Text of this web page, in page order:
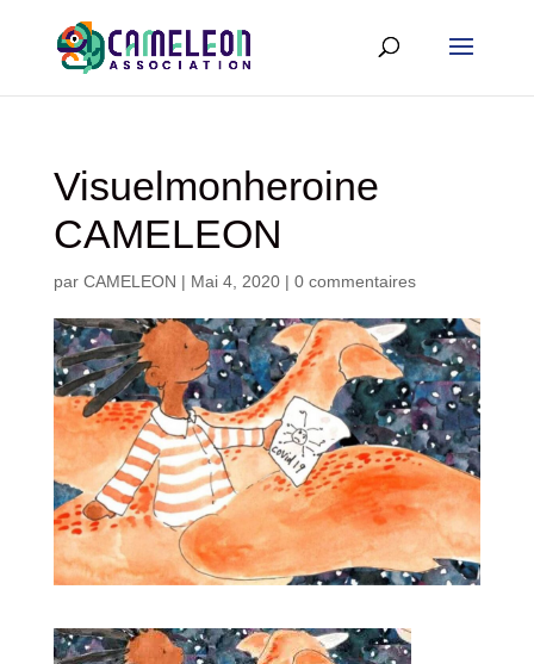
Visuelmonheroine
CAMELEON
par CAMELEON | Mai 4, 2020| 0 commentaires